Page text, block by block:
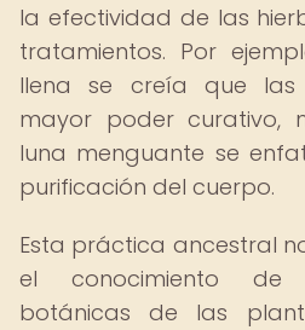
la efectividad de las
tratamientos. Por
llena se creía que las
mayor poder curativo,
luna menguante se
purificación del cuerpo.
Esta práctica ancestral
el conocimiento de
botánicas de las